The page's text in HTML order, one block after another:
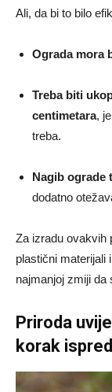
Ali, da bi to bilo
Ograda mora
Treba biti
centimetara,
treba.
Nagib ograde
dodatno
Za izradu ovakvih
plastični materijali
najmanjoj zmiji da
Priroda
korak ispred